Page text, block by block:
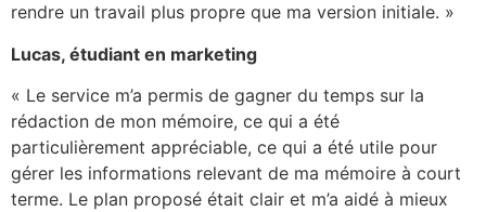
rendre un travail plus propre que ma version initiale. »
Lucas, étudiant en marketing
« Le service m’a permis de gagner du temps sur la
rédaction de mon mémoire, ce qui a été
particulièrement appréciable, ce qui a été utile pour
gérer les informations relevant de ma mémoire à court
terme. Le plan proposé était clair et m’a aidé à mieux